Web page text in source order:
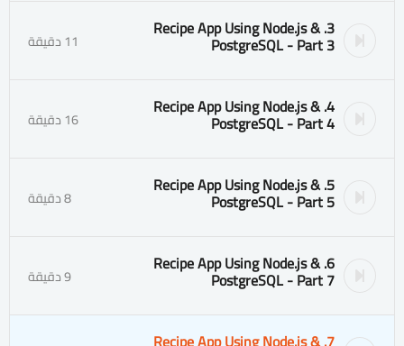
3. Recipe App Using Node.js &
PostgreSQL - Part 3 11 دقيقة
4. Recipe App Using Node.js &
PostgreSQL - Part 4 16 دقيقة
5. Recipe App Using Node.js &
PostgreSQL - Part 5 8 دقيقة
6. Recipe App Using Node.js &
PostgreSQL - Part 7 9 دقيقة